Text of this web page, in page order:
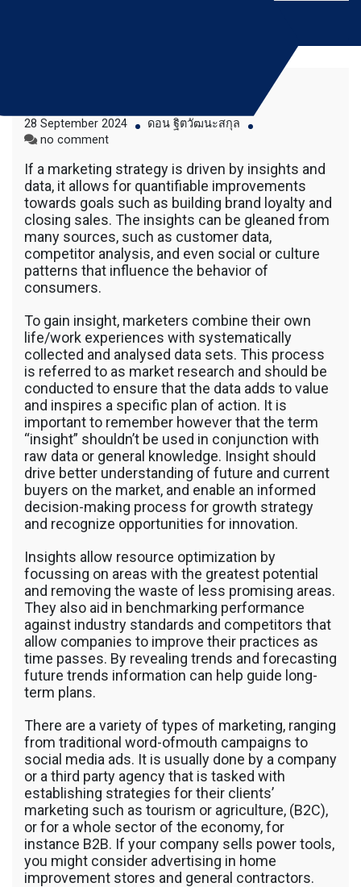
Bluebuffalo บลูบัฟฟา
โล่ ให้บริการเช่า
เครื่องจักร อย่างมือ
อาชีพ
บริการให้เช่าเครื่องจักร สำหรับใช้งานทั่วไป
โดยเครื่องจักรที่นำมาบริการเป็นเครื่องจักรรุ่น
ใหม่ ทันสมัย ทำงานรวดเร็ว ได้ผลงานที่คุ้มค่า
ราคายุติธรรม ขุดดิน ตักหิน ตักทราย ตัก
ถ่านหิน ตักกะลาปาร์ม ตักไม้สับ ตักวู๊ดชิป ตัก
แร่ ตักสินค้าต่างๆ ขนย้ายเครื่องจักร โดยรถ
เทลเลอร์ รถพื้นเรียบชานต่ำ (Low bed) ขนส่ง
สินค้า โดยรถพ่วงดั๊มพ์ จำหน่ายดิน หิน ทราย
รับเหมาถมที่ รถตัก CAT 950 รถตัก Komatsu
WA 380 WA 320 WA 200 รถตัก Hitachi ZW
220 ZW 180 แบ็คโฮ CAT 320 CAT 312 แบ็ค
โฮ Komatsu PC 200 LC บูมยาว PC 200 PC
SK 140ขุดดิน ตักหิน ตักทราย ตักถ่านหิน
ตักกะลาปาร์ม ตักไม้สับ ตักวู๊ดชิป ตักแร่ ตัก
สินค้าต่างๆ ขนย้ายเครื่องจักร โดยรถเทลเลอร์
รถพื้นเรียบชานต่ำ (Low bed) ขนส่งสินค้า โดย
รถพ่วงดั๊มพ์ จำหน่ายดิน หิน ทราย รับเหมาถม
ที่ รถตัก CAT 950 รถตัก Komatsu WA 380 WA
320 WA 200 รถตัก Hitachi ZW 220 ZW 180
แบ็คโฮ CAT 320 CAT 312 แบ็คโฮ Komatsu
PC 200 LC บูมยาว PC 200 PC 120 แบ็คโฮ
Kobelco SK 210 บูมยาว SK 200 SK 140
28 September 2024
ดอน ฐิตวัฒนะสกุล
no commenton
Insights
If a marketing strategy is driven by insights and
data, it allows for quantifiable improvements
towards goals such as building brand loyalty and
closing sales. The insights can be gleaned from
many sources, such as customer data,
competitor analysis, and even social or culture
patterns that influence the behavior of
consumers.
To gain insight, marketers combine their own
life/work experiences with systematically
collected and analysed data sets. This process
is referred to as market research and should be
conducted to ensure that the data adds to value
and inspires a specific plan of action. It is
important to remember however that the term
“insight” shouldn’t be used in conjunction with
raw data or general knowledge. Insight should
drive better understanding of future and current
buyers on the market, and enable an informed
decision-making process for growth strategy
and recognize opportunities for innovation.
Insights allow resource optimization by
focussing on areas with the greatest potential
and removing the waste of less promising areas.
They also aid in benchmarking performance
against industry standards and competitors that
allow companies to improve their practices as
time passes. By revealing trends and forecasting
future trends information can help guide long-
term plans.
There are a variety of types of marketing, ranging
from traditional word-ofmouth campaigns to
social media ads. It is usually done by a company
or a third party agency that is tasked with
establishing strategies for their clients’
marketing such as tourism or agriculture, (B2C),
or for a whole sector of the economy, for
instance B2B. If your company sells power tools,
you might consider advertising in home
improvement stores and general contractors.